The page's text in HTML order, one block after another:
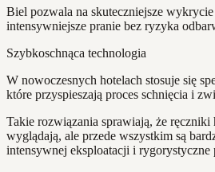
Biel pozwala na skuteczniejsze
intensywniejsze pranie bez ryzyka
Szybkoschnąca technologia
W nowoczesnych hotelach stosuje się
które przyspieszają proces schnięcia i
Takie rozwiązania sprawiają, że
wyglądają, ale przede wszystkim są
intensywnej eksploatacji i rygorystyczne